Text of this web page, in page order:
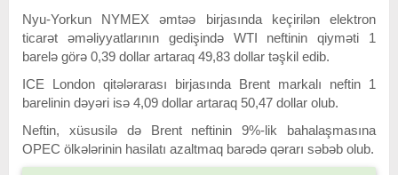
Nyu-Yorkun NYMEX əmtəə birjasında keçirilən elektron
ticarət əməliyyatlarının gedişində WTI neftinin qiyməti 1
barelə görə 0,39 dollar artaraq 49,83 dollar təşkil edib.
ICE London qitələrarası birjasında Brent markalı neftin 1
barelinin dəyəri isə 4,09 dollar artaraq 50,47 dollar olub.
Neftin, xüsusilə də Brent neftinin 9%-lik bahalaşmasına
OPEC ölkələrinin hasilatı azaltmaq barədə qərarı səbəb olub.